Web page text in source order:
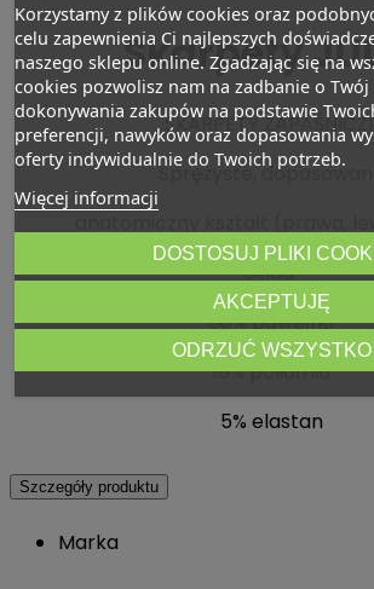
Skarpety
SKARPETY
Sprężyste, dopasowane
skład:
80% bawełna
15% poliamid
5% elastan
Szczegóły produktu
Marka
Korzystamy z plików cookies oraz
celu zapewnienia Ci najlepszych
naszego sklepu online. Zgadzając się na
cookies pozwolisz nam na zadbanie o
dokonywania zakupów na podstawie
preferencji, nawyków oraz dopasowania
oferty indywidualnie do Twoich potrzeb.
Więcej informacji
DOSTOSUJ PLIKI
ODRZUĆ WSZYSTKO
AKCEPTUJĘ